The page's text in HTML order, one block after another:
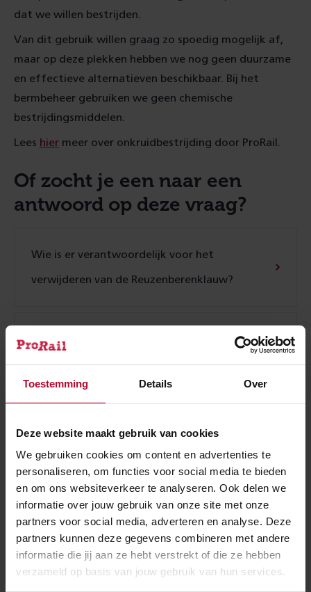
Toestemming Details Over
Deze website maakt gebruik van cookies
We gebruiken cookies om content en advertenties te
personaliseren, om functies voor social media te bieden
en om ons websiteverkeer te analyseren. Ook delen we
informatie over jouw gebruik van onze site met onze
partners voor social media, adverteren en analyse. Deze
partners kunnen deze gegevens combineren met andere
informatie die jij aan ze hebt verstrekt of die ze hebben
verzameld op basis van jouw gebruik van hun services.
dat we willen bestrijden.
Van dit gebruik willen graag zo spoedig mogelijk af,
maar op deze plekken hebben we nog geen duurzame
en effectieve alternatieven beschikbaar. Bij het
bermbeheer gebruiken we geen chemische
bestrijdingsmiddelen.
Lees hier meer over onkruidbestrijding door ProRail.
Of zocht je een naar een
antwoord op deze vraag?
Wie is er verantwoordelijk voor het
verwijderen van de Reuzenberenklauw?
Wat doet ProRail tegen de Reuzenberenklauw?
Wat is de Reuzenberenklauw?
Is de Japanse duizendknoop gevaarlijk voor het
treinverkeer?